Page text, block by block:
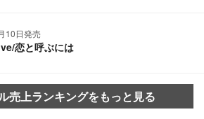
10日発売
恋と呼ぶには
売上ランキングをもっと見る